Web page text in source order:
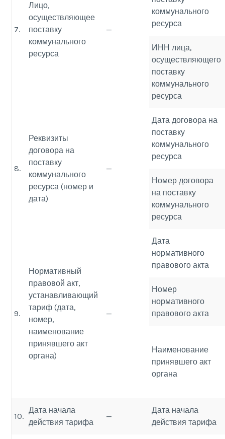
7.
Лицо,
осуществляющее
поставку
коммунального
ресурса
—
коммунального
ресурса
ИНН лица,
осуществляющего
поставку
коммунального
ресурса
8.
Реквизиты
договора на
поставку
коммунального
ресурса (номер и
дата)
—
Дата договора на
поставку
коммунального
ресурса
Номер договора
на поставку
коммунального
ресурса
9.
Нормативный
правовой акт,
устанавливающий
тариф (дата,
номер,
наименование
принявшего акт
органа)
—
Дата
нормативного
правового акта
Номер
нормативного
правового акта
Наименование
принявшего акт
органа
10.
Дата начала
действия тарифа
—
Дата начала
действия тарифа